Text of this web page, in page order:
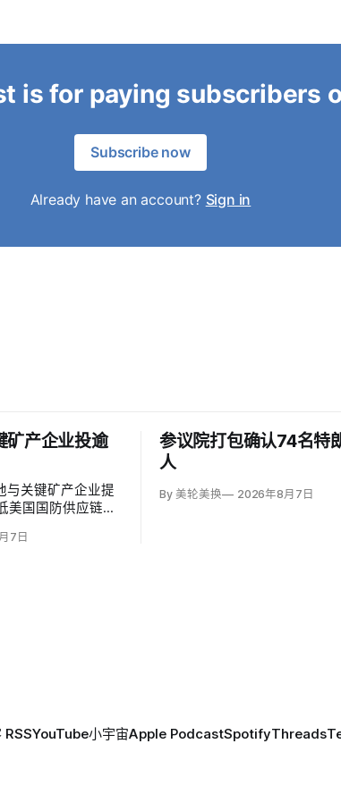
is for paying subscribers
Subscribe now
Already have an account? Sign in
矿产企业投逾
与关键矿产企业提
美国国防供应链对
提供14亿美元贷
7日
参议院打包确认74名特
人
By 美轮美换 2026年8月7日
RSSYouTube小宇宙Apple PodcastSpotifyThreads